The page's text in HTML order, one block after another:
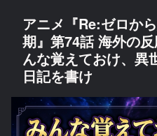
アニメ『Re:ゼロか
期』第74話 海外の
んな覚えておけ、異
日記を書け